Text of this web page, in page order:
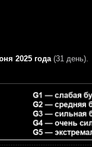
2025 года(31 день).